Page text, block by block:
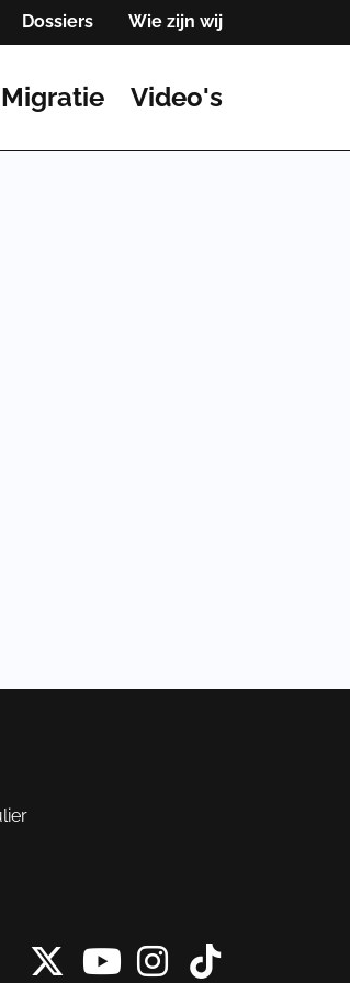
Dossiers Wie zijn wij
Migratie Video's
X vanInstagram
Tiktok